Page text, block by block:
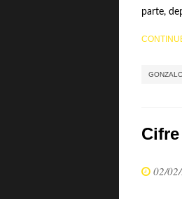
parte,
02/